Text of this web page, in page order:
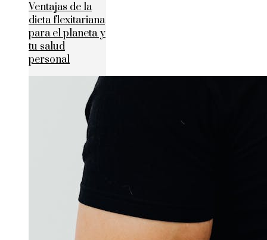
Ventajas de la
dieta flexitariana
para el planeta y
tu salud
personal